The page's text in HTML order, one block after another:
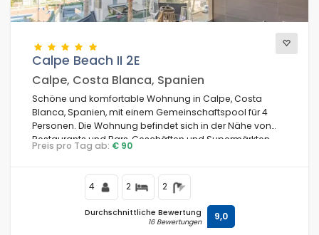
Calpe Beach II 2E
Calpe, Costa Blanca, Spanien
Schöne und komfortable Wohnung in Calpe, Costa
Blanca, Spanien, mit einem Gemeinschaftspool für 4
Personen. Die Wohnung befindet sich in der Nähe von
Restaurants und Bars, Geschäften und Supermärkten
und ist 25 m vom Playa de Levante oder La Fossa Strand
Preis pro Tag ab: € 90
4 2 2
Durchschnittliche Bewertung
16 Bewertungen 9,0